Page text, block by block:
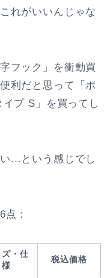
れがいいんじゃな
フック」を衝動買
利だと思って「ポ
プ S」を買ってし
…という感じでし
：
ズ・仕
様
税込価格